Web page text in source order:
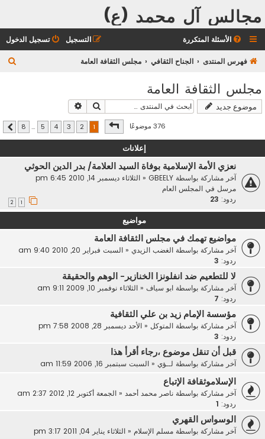
مجالس آل محمد (ع)
الأسئلة المتكررة تسجيل الدخول التسجيل
فهرس المنتدى الجناح الثقافي مجلس الثقافة العامة
ب
مجلس الثقافة العامة
موضوع جديد بحث
376 موضوعًا صفحة من8
2
3
4
5
…
8 التالي
إعلانات
نعزي الأمة الإسلامية بوفاة السيد العلامة/ بدر الدين الحوثي
آخر مشاركة بواسطة GBEELY
« الثلاثاء ديسمبر 14, 2010 6:45 pm
مرسل في المجلس العام
ردود: 23
مواضيع
مواضيع تهمك في مجلس الثقافة العامة
آخر مشاركة بواسطة الغضب الزيدي« السبت فبراير 20, 2010 9:40 am
ردود: 3
لا للتطعيم ضد انفلونزا الخنازير- الوهم والحقيقة
آخر مشاركة بواسطة ابو سياف« الثلاثاء نوفمبر 10, 2009 9:11 am
ردود: 7
مؤسسة الإمام زيد بن علي الثقافية
آخر مشاركة بواسطة المتوكل « الأحد ديسمبر 28, 2008 7:58 pm
ردود: 3
قبل أن تنقل موضوع ،رجاء أقرأ هذا
آخر مشاركة بواسطة لــؤي« السبت سبتمبر 16, 2006 11:59 am
الإسلاموثقافة الإتباع
آخر مشاركة بواسطة ناصر محمد أحمد« الجمعة أكتوبر 12, 2012 2:37 am
ردود:
الوسواس القهري
آخر مشاركة بواسطة مسلم الإسلام« الثلاثاء يناير 04, 2011 3:17 pm